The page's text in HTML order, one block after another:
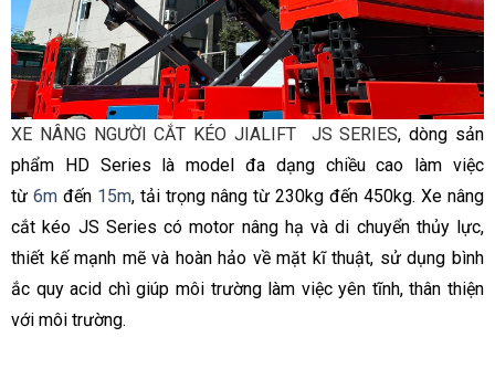
XE NÂNG NGƯỜI CẮT KÉO JIALIFT JS SERIES, dòng sản
phẩm HD Series là model đa dạng chiều cao làm việc
từ 6m đến 15m, tải trọng nâng từ 230kg đến 450kg. Xe nâng
cắt kéo JS Series có motor nâng hạ và di chuyển thủy lực,
thiết kế mạnh mẽ và hoàn hảo về mặt kĩ thuật, sử dụng bình
ắc quy acid chì giúp môi trường làm việc yên tĩnh, thân thiện
với môi trường.